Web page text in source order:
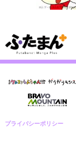
プライバシーポリシー